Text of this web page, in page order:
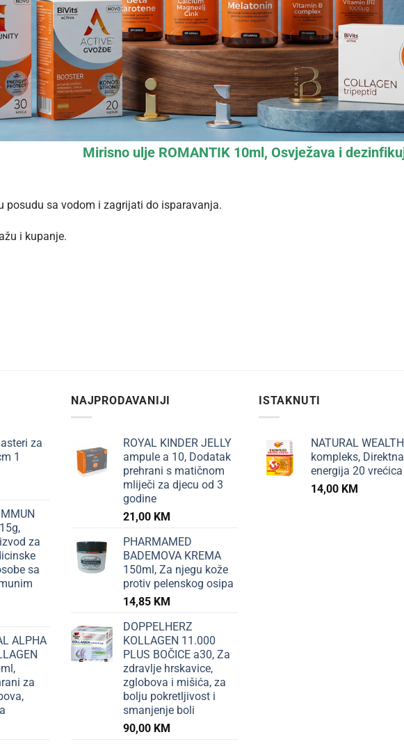
Mirisno ulje ROMANTIK 10ml, Osvježava i
posudu sa vodom i zagrijati do isparavanja.
i kupanje.
za
1
za
sa
ALPHA
za
NAJPRODAVANIJI
ROYAL KINDER JELLY
ampule a 10, Dodatak
prehrani s matičnom
mliječi za djecu od 3
godine
21,00 KM
PHARMAMED
BADEMOVA KREMA
150ml, Za njegu kože
protiv pelenskog osipa
14,85 KM
DOPPELHERZ
KOLLAGEN 11.000
PLUS BOČICE a30, Za
zdravlje hrskavice,
zglobova i mišića, za
bolju pokretljivost i
smanjenje boli
90,00 KM
ISTAKNUTI
NATURAL
kompleks, Direktna
energija 20 vrećica
14,00 KM